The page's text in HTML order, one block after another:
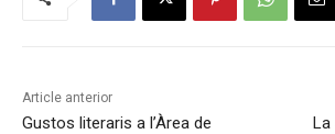
Article anterior
Gustos literaris a l’Àrea de
La